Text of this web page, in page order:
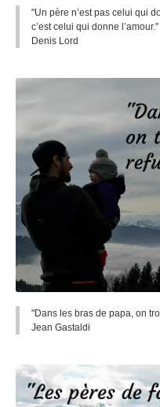
"Un père n’est pas celui qui
c’est celui qui donne l’amour."
Denis Lord
"Dans les bras de papa, on
Jean Gastaldi